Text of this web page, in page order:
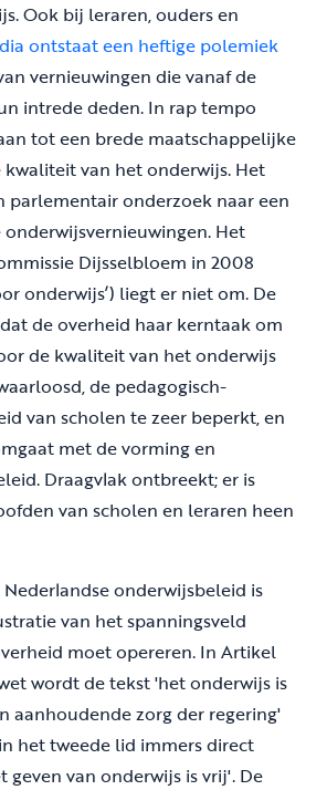
Ook bij leraren, ouders en
ontstaat een heftige polemiek
vernieuwingen die vanaf de
intrede deden. In rap tempo
tot een brede maatschappelijke
kwaliteit van het onderwijs. Het
parlementair onderzoek naar een
Het
Dijsselbloem in 2008
onderwijs’) liegt er niet om. De
de overheid haar kerntaak om
de kwaliteit van het onderwijs
de pedagogisch-
van scholen te zeer beperkt, en
met de vorming en
Draagvlak ontbreekt; er is
van scholen en leraren heen
Nederlandse onderwijsbeleid is
van het spanningsveld
moet opereren. In Artikel
wordt de tekst 'het onderwijs is
aanhoudende zorg der regering'
het tweede lid immers direct
geven van onderwijs is vrij'. De